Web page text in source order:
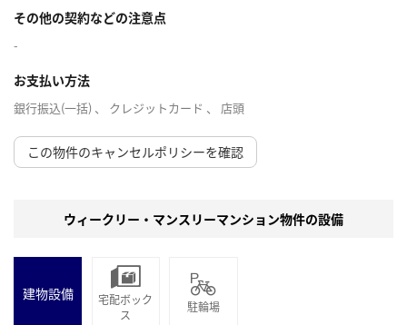
その他の契約などの注意点
-
お支払い方法
銀行振込(一括) 、 クレジットカード 、 店頭
この物件のキャンセルポリシーを確認
ウィークリー・マンスリーマンション物件の設備
建物設備
宅配ボック
ス
駐輪場